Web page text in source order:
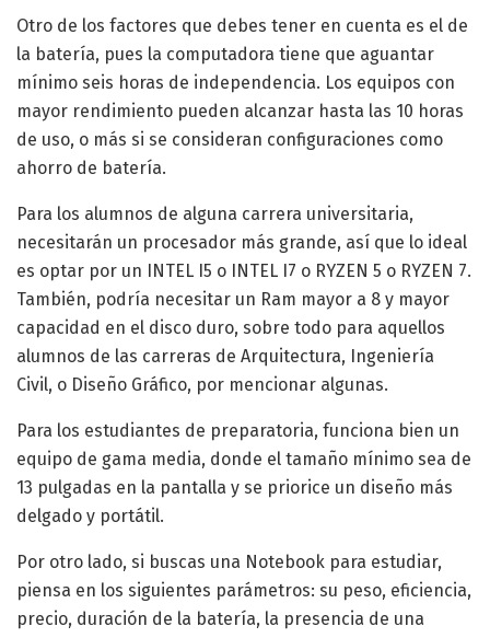
Otro de los factores que debes tener en cuenta es el de
la batería, pues la computadora tiene que aguantar
mínimo seis horas de independencia. Los equipos con
mayor rendimiento pueden alcanzar hasta las 10 horas
de uso, o más si se consideran configuraciones como
ahorro de batería.
Para los alumnos de alguna carrera universitaria,
necesitarán un procesador más grande, así que lo ideal
es optar por un INTEL I5 o INTEL I7 o RYZEN 5 o RYZEN 7.
También, podría necesitar un Ram mayor a 8 y mayor
capacidad en el disco duro, sobre todo para aquellos
alumnos de las carreras de Arquitectura, Ingeniería
Civil, o Diseño Gráfico, por mencionar algunas.
Para los estudiantes de preparatoria, funciona bien un
equipo de gama media, donde el tamaño mínimo sea de
13 pulgadas en la pantalla y se priorice un diseño más
delgado y portátil.
Por otro lado, si buscas una Notebook para estudiar,
piensa en los siguientes parámetros: su peso, eficiencia,
precio, duración de la batería, la presencia de una